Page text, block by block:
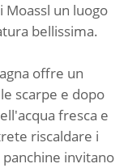
Moassl un luogo
bellissima.
offre un
scarpe e dopo
fresca e
riscaldare i
invitano